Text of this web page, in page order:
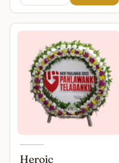
Heroic